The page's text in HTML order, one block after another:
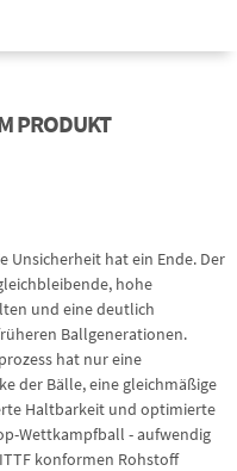
PRODUKT
Unsicherheit hat ein Ende. Der
hohe
und eine deutlich
Ballgenerationen.
hat nur eine
der Bälle, eine gleichmäßige
Haltbarkeit und optimierte
Wettkampfball - aufwendig
konformen Rohstoff